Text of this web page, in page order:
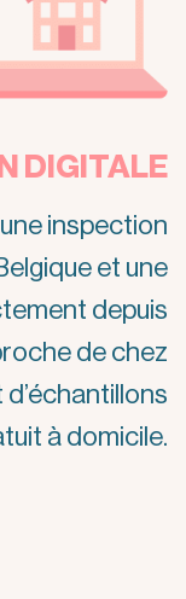
DIGITALE
inspection
et une
depuis
de chez
à domicile.